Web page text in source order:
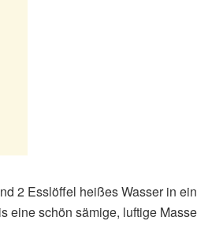
2 Esslöffel heißes Wasser in
eine schön sämige, luftige